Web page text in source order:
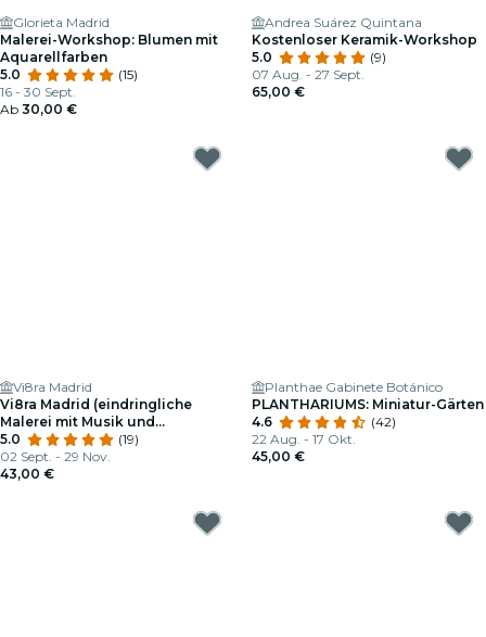
Glorieta Madrid
Malerei-Workshop: Blumen mit
Aquarellfarben
5.0
(15)
16 - 30 Sept.
Ab 30,00 €
Andrea Suárez Quintana
Kostenloser Keramik-Workshop
5.0
(9)
07 Aug. - 27 Sept.
65,00 €
Vi8ra Madrid
Vi8ra Madrid (eindringliche
Malerei mit Musik und
Unbegrenztem Wein)
5.0
(19)
02 Sept. - 29 Nov.
43,00 €
Planthae Gabinete Botánico
PLANTHARIUMS: Miniatur-Gärten
4.6
(42)
22 Aug. - 17 Okt.
45,00 €